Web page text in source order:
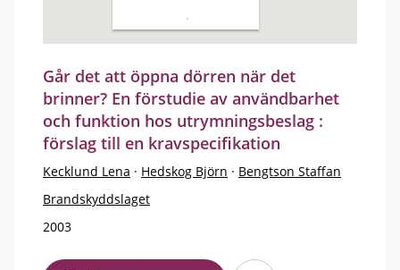
Går det att öppna dörren när det
brinner? En förstudie av användbarhet
och funktion hos utrymningsbeslag :
förslag till en kravspecifikation
Kecklund Lena · Hedskog Björn · Bengtson Staffan
Brandskyddslaget
2003